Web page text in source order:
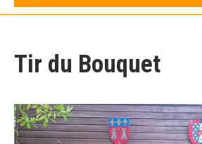
Tir du Bouquet